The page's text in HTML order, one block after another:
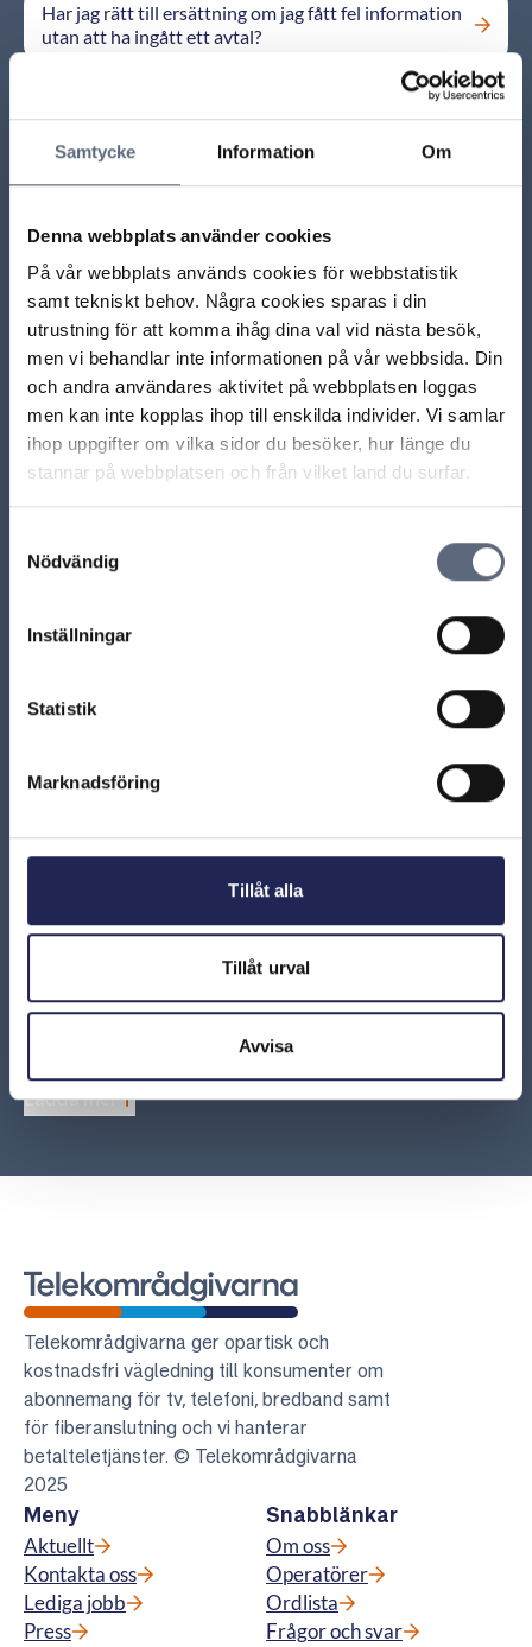
Samtycke Information Om
Denna webbplats använder cookies
På vår webbplats används cookies för webbstatistik
samt tekniskt behov. Några cookies sparas i din
utrustning för att komma ihåg dina val vid nästa besök,
men vi behandlar inte informationen på vår webbsida. Din
och andra användares aktivitet på webbplatsen loggas
men kan inte kopplas ihop till enskilda individer. Vi samlar
ihop uppgifter om vilka sidor du besöker, hur länge du
stannar på webbplatsen och från vilket land du surfar.
Nödvändig
Inställningar
Statistik
Marknadsföring
Tillåt alla
Tillåt urval
Avvisa
Har jag rätt till ersättning om jag fått fel information
utan att ha ingått ett avtal?
Vad gäller om ett avtalsvillkor tolkas på olika sätt?
Vad händer om jag inte får informationen som jag ska
ha?
Var hittar jag information om priser och villkor?
Vad ska du tänka på när det gäller hastighet för
mobilt bredband?
Ladda mer
ARN beslut
ARN 2023-19824 – Abonnenten har en skyldighet
rätt till takantenn
ARN 2013-09474 – Konsumenten har bevisbörda
för att tjänst är felaktig
ARN 2016-03461 – Låg hastighet inte skäl att få
ARN 2011-1161 - Operatör måste felsöka på plats
för att kunna utesluta fel på tjänst
Ladda mer
Telekområdgivarna
Telekområdgivarna ger opartisk och
kostnadsfri vägledning till konsumenter om
abonnemang för tv, telefoni, bredband samt
för fiberanslutning och vi hanterar
betalteletjänster. © Telekområdgivarna
2025
Meny
Aktuellt
Kontakta oss
Lediga jobb
Press
Snabblänkar
Om oss
Operatörer
Ordlista
Frågor och svar